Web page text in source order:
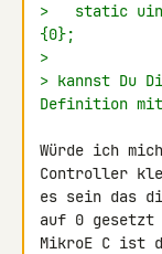
>   static
{0};
>
> kannst Du
Definition
Würde ich
Controller
es sein das
auf 0 gesetzt
MikroE C ist